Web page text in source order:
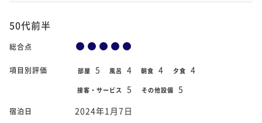
50代前半
総合点
項目別評価 部屋 5 風呂 4 朝食 4 夕食 4
接客・サービス 5 その他設備 5
宿泊日 2024年1月7日